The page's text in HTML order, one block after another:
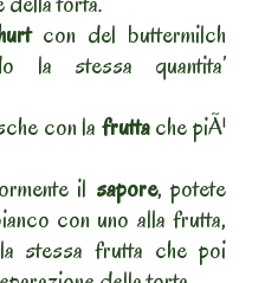
con del buttermilch
la stessa quantita’
con la fruttache piÃ¹
il sapore, potete
con uno alla frutta,
stessa frutta che poi